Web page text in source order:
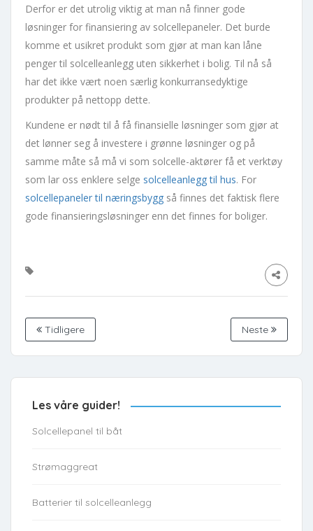
Derfor er det utrolig viktig at man nå finner gode
løsninger for finansiering av solcellepaneler. Det burde
komme et usikret produkt som gjør at man kan låne
penger til solcelleanlegg uten sikkerhet i bolig. Til nå så
har det ikke vært noen særlig konkurransedyktige
produkter på nettopp dette.
Kundene er nødt til å få finansielle løsninger som gjør at
det lønner seg å investere i grønne løsninger og på
samme måte så må vi som solcelle-aktører få et verktøy
som lar oss enklere selge solcelleanlegg til hus. For
solcellepaneler til næringsbygg så finnes det faktisk flere
gode finansieringsløsninger enn det finnes for boliger.
Tidligere Neste
Les våre guider!
Solcellepanel til båt
Strømaggreat
Batterier til solcelleanlegg